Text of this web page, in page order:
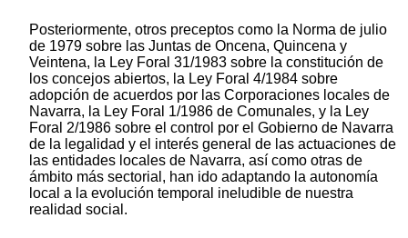
Posteriormente, otros preceptos como la Norma de julio
de 1979 sobre las Juntas de Oncena, Quincena y
Veintena, la Ley Foral 31/1983 sobre la constitución de
los concejos abiertos, la Ley Foral 4/1984 sobre
adopción de acuerdos por las Corporaciones locales de
Navarra, la Ley Foral 1/1986 de Comunales, y la Ley
Foral 2/1986 sobre el control por el Gobierno de Navarra
de la legalidad y el interés general de las actuaciones de
las entidades locales de Navarra, así como otras de
ámbito más sectorial, han ido adaptando la autonomía
local a la evolución temporal ineludible de nuestra
realidad social.